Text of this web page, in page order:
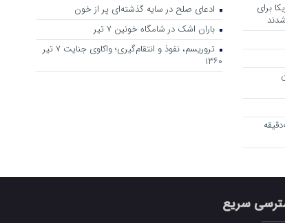
برای
ادعای صلح در سایه گذشته‌ای پر از خون
باران اشک در شامگاه خونین 7 تیر
تروریسم، نفوذ و انتقام‌گیری؛ واکاوی جنایت ۷ تیر
۱۳۶۰
سریع